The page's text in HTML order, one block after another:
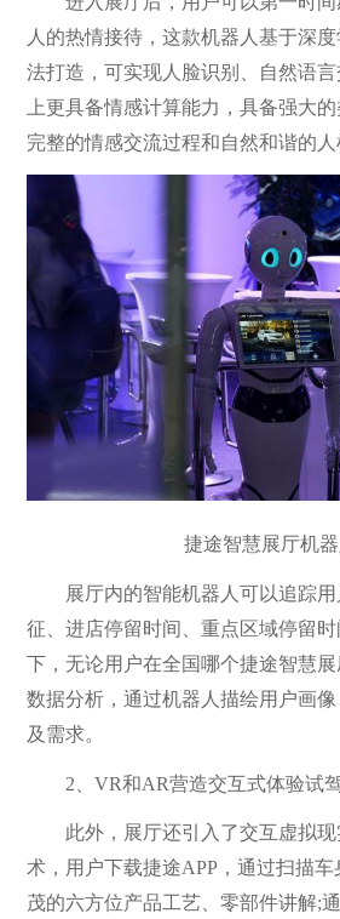
人的热情接待，这款机器人基于深
法打造，可实现人脸识别、自然语
上更具备情感计算能力，具备强大
完整的情感交流过程和自然和谐的人
捷途智慧展厅机器
展厅内的智能机器人可以追踪用
征、进店停留时间、重点区域停留
下，无论用户在全国哪个捷途智慧
数据分析，通过机器人描绘用户画
及需求。
2、VR和AR营造交互式体验试
此外，展厅还引入了交互虚拟现
术，用户下载捷途APP，通过扫描
茂的六方位产品工艺、零部件讲解;